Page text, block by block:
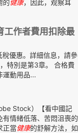
的健康，因此，观察耳
工作者費用扣除最
優惠。詳細信息，請參
特別是第3章。 合格費
運動用品...
Stock）【看中國記
情緒低落、苦悶沮喪的
正當健康的舒解方法，如